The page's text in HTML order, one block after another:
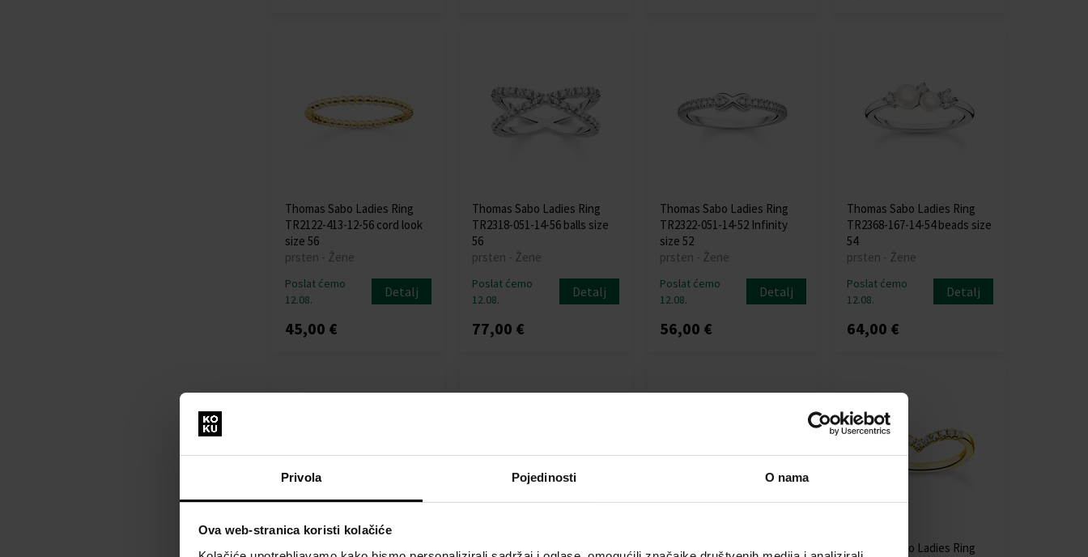
Privola Pojedinosti O nama
Ova web-stranica koristi kolačiće
Thomas Sabo Ladies Ring
TR2122-413-12-56 cord look
size 56
prsten - Žene
Poslat ćemo
12.08.
Detalj
45,00 €
Thomas Sabo Ladies Ring
TR2318-051-14-56 balls size
56
prsten - Žene
Poslat ćemo
12.08.
Detalj
77,00 €
Thomas Sabo Ladies Ring
TR2322-051-14-52 Infinity
size 52
prsten - Žene
Poslat ćemo
12.08.
Detalj
56,00 €
Thomas Sabo Ladies Ring
TR2368-167-14-54 beads size
54
prsten - Žene
Poslat ćemo
12.08.
Detalj
64,00 €
Thomas Sabo Ladies Ring
Thomas Sabo Ladies Ring
Thomas Sabo Ladies Ring
Thomas Sabo Ladies Ring